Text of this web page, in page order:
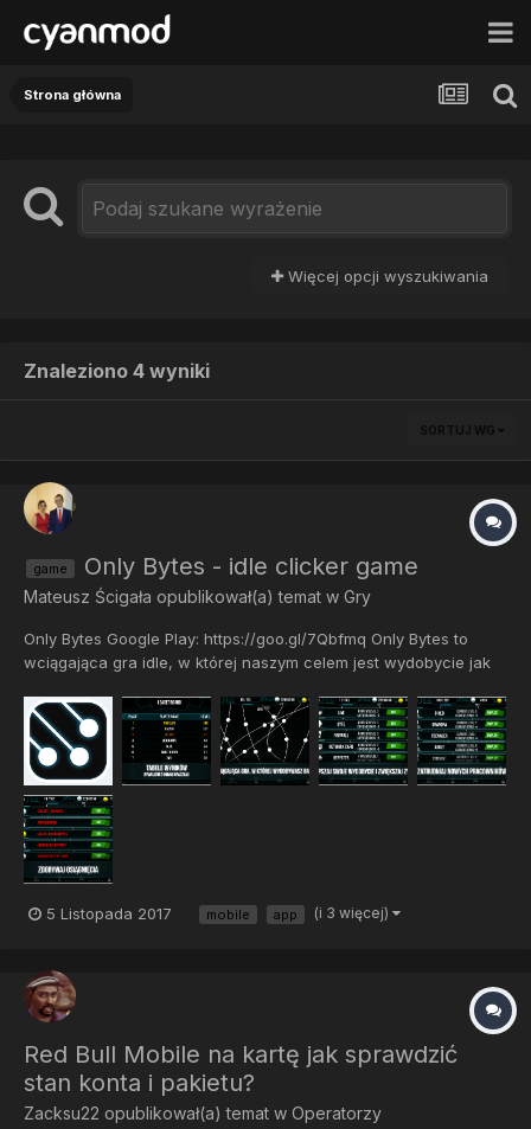
Strona główna
Więcej opcji wyszukiwania
Znaleziono 4 wyniki
SORTUJ WG
game Only Bytes - idle clicker game
Mateusz Ścigała opublikował(a) temat w Gry
Only Bytes Google Play: https://goo.gl/7Qbfmq Only Bytes to
wciągająca gra idle, w której naszym celem jest wydobycie jak
oraz zatrudniaj pracowników by powiększyć swoje zyski!
Rywalizuj z innymi graczami i walcz...
5 Listopada 2017 mobile app (i 3 więcej)
Red Bull Mobile na kartę jak sprawdzić
stan konta i pakietu?
Zacksu22 opublikował(a) temat w Operatorzy